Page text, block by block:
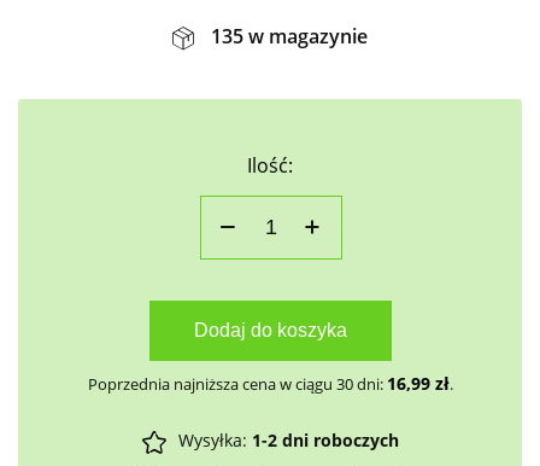
135 w magazynie
Ilość:
Dodaj do koszyka
Poprzednia najniższa cena w ciągu 30 dni: 16,99 zł.
Wysyłka: 1-2 dni roboczych